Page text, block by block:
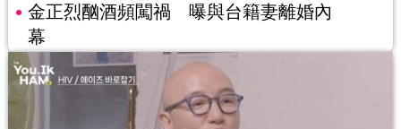
金正烈酗酒頻闖禍 曝與台籍妻離婚內
幕